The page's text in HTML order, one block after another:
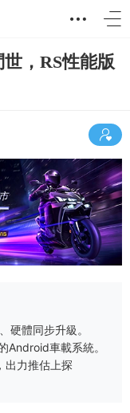
，RS性能版
硬體同步升級。
Android車載系統。
出力推估上探